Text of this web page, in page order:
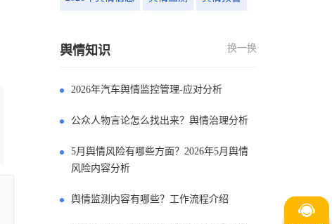
舆情知识 换一换
2026年汽车舆情监控管理-应对分析
公众人物言论怎么找出来？舆情治理分析
5月舆情风险有哪些方面？2026年5月舆情
风险内容分析
舆情监测内容有哪些？工作流程介绍